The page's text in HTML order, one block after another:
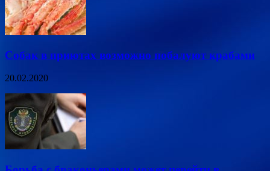
Собак в приютах возможно побалуют крабами
20.02.2020